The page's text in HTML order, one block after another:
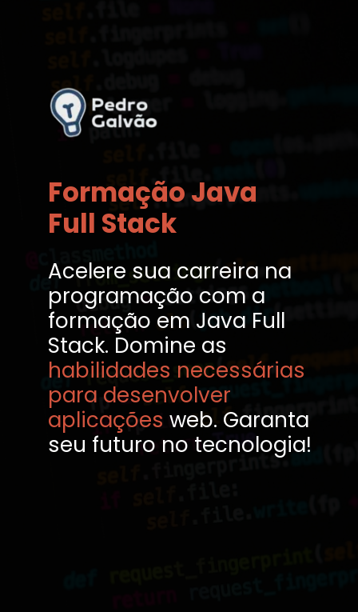
Acelere sua carreira na
programação com a
formação em Java Full
Stack. Domine as
habilidades necessárias
para desenvolver
aplicações web. Garanta
seu futuro no tecnologia!
Formação Java
Full Stack